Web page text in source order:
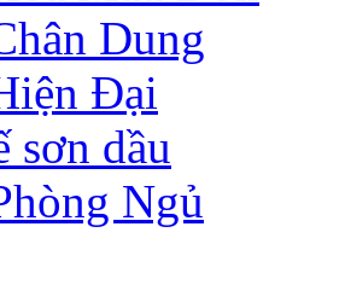
Dung
Đại
sơn dầu
Ngủ